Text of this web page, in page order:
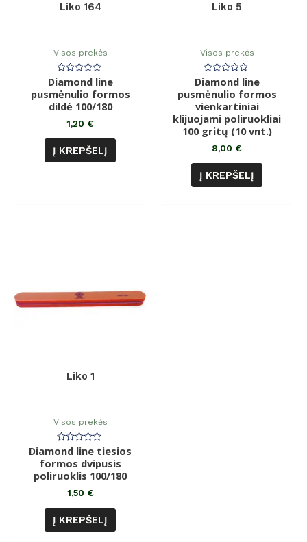
Liko 164
Visos prekės
Įvertinimas:
0
iš
5
Diamond line
pusmėnulio formos
dildė 100/180
1,20 €
Į KREPŠELĮ
Liko 5
Visos prekės
Įvertinimas:
0
iš
5
Diamond line
pusmėnulio formos
vienkartiniai
klijuojami poliruokliai
100 gritų (10 vnt.)
8,00 €
Į KREPŠELĮ
Liko 1
Visos prekės
Įvertinimas:
0
iš
5
Diamond line tiesios
formos dvipusis
poliruoklis 100/180
1,50 €
Į KREPŠELĮ